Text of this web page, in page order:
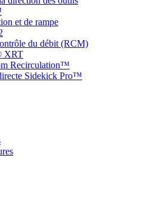
et de rampe
du débit (RCM)
XRT
Recirculation™
Sidekick Pro™